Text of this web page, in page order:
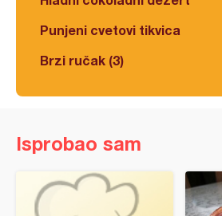
Punjeni cvetovi tikvica
Brzi ručak (3)
Isprobao sam